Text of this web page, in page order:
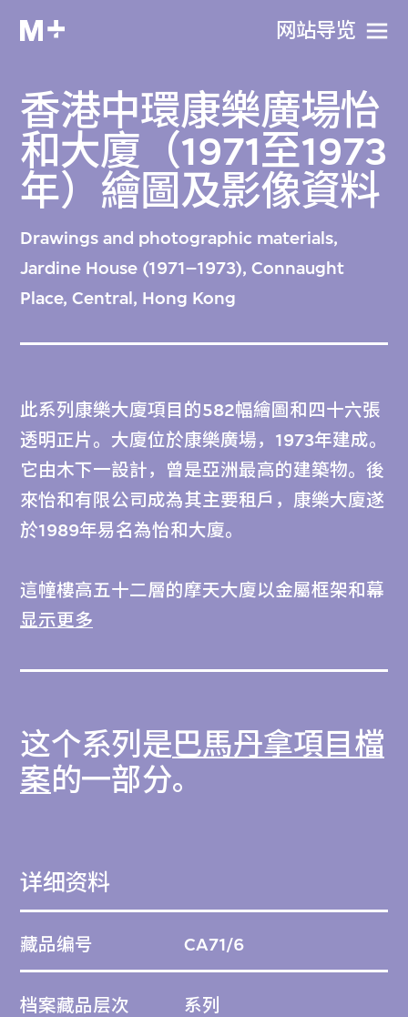
网站导览
香港中環康樂廣場怡
和大廈（1971至1973
年）繪圖及影像資料
Drawings and photographic materials,
Jardine House (1971–1973), Connaught
Place, Central, Hong Kong
此系列康樂大廈項目的582幅繪圖和四十六張
透明正片。大廈位於康樂廣場，1973年建成。
它由木下一設計，曾是亞洲最高的建築物。後
來怡和有限公司成為其主要租戶，康樂大廈遂
於1989年易名為怡和大廈。
這幢樓高五十二層的摩天大廈以金屬框架和幕
牆構築，圓形窗戶是它的特色。這些醒目的窗
此系列涵蓋施工、改建和增建的繪圖。這些繪
圖展示了建築物原貌並記錄其改動情況。它的
外牆最初主要採用馬賽克物料和混凝土，但自
巴馬丹拿項目編號：1028。
显示更多
这个系列是巴馬丹拿項目檔
案的一部分。
详细资料
藏品编号 CA71/6
档案藏品层次 系列